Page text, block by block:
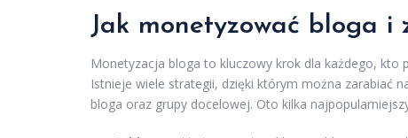
Jak monetyzować bloga i
Monetyzacja bloga to kluczowy krok dla każdego, kto
Istnieje wiele strategii, dzięki którym można zarabiać
bloga oraz grupy docelowej. Oto kilka